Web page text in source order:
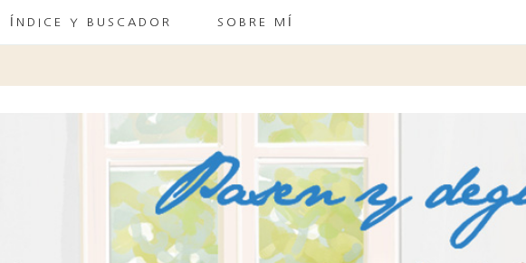
ÍNDICE Y BUSCADOR SOBRE MÍ